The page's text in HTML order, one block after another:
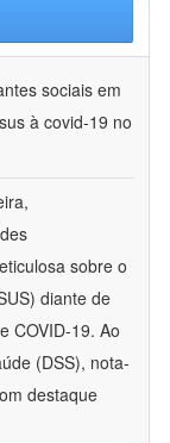
sociais em
à covid-19 no
sobre o
diante de
COVID-19. Ao
(DSS), nota-
destaque